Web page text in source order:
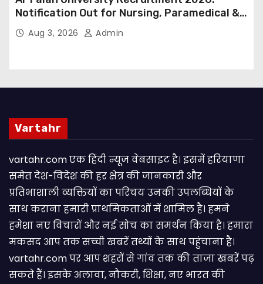
Notification Out for Nursing, Paramedical &
Supporting Staff Posts, Apply Through Email
Aug 3, 2026 Admin
Vartahr
vartahr.com एक हिंदी न्यूज वेबसाइट है। इसमें हरियाणा
समेत देश-विदेश की हर क्षेत्र की जानकारी और
प्रतिभाशाली व्यक्तियों का परिचय उनकी उपलब्धियों के
साथ कराना हमारी प्राथमिकताओं में शामिल है। हमने
हमेशा नए विचारों और नई सोच का समर्थन किया है। हमारा
मकसद आप तक सच्ची खबरें तथ्यों के साथ पहुंचाना है।
vartahr.com पर आप शहरों से गांव तक की ताजा खबरें पढ़
सकते हैं। इसके अलावा, नौकरी, शिक्षा, नए भारत की